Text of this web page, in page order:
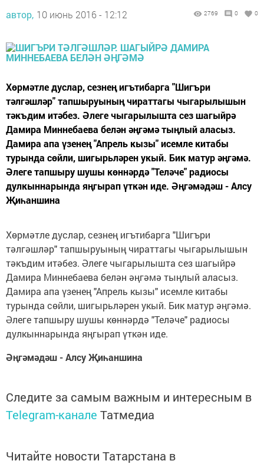
автор, 10 июнь 2016 - 12:12 2769 0 0
Хөрмәтле дуслар, сезнең игътибарга "Шигъри
тәлгәшләр" тапшыруының чираттагы чыгарылышын
тәкъдим итәбез. Әлеге чыгарылышта сез шагыйрә
Дамира Миннебаева белән әңгәмә тыңлый аласыз.
Дамира апа үзенең "Апрель кызы" исемле китабы
турында сөйли, шигырьләрен укый. Бик матур әңгәмә.
Әлеге тапшыру шушы көннәрдә "Теләче" радиосы
дулкыннарында яңгырап үткән иде. Әңгәмәдәш - Алсу
Җиһаншина
Хөрмәтле дуслар, сезнең игътибарга "Шигъри
тәлгәшләр" тапшыруының чираттагы чыгарылышын
тәкъдим итәбез. Әлеге чыгарылышта сез шагыйрә
Дамира Миннебаева белән әңгәмә тыңлый аласыз.
Дамира апа үзенең "Апрель кызы" исемле китабы
турында сөйли, шигырьләрен укый. Бик матур әңгәмә.
Әлеге тапшыру шушы көннәрдә "Теләче" радиосы
дулкыннарында яңгырап үткән иде.
Әңгәмәдәш - Алсу Җиһаншина
Следите за самым важным и интересным в
Telegram-канале Татмедиа
Читайте новости Татарстана в